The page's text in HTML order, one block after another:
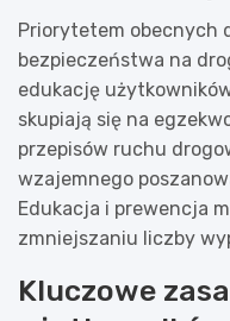
Priorytetem obecnych
bezpieczeństwa na
edukację
skupiają się na
przepisów ruchu
wzajemnego
Edukacja i prewencja
zmniejszaniu liczby
Kluczowe